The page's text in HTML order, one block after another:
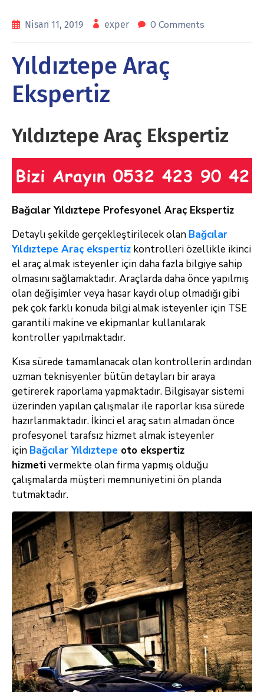
Nisan 11, 2019 exper 0 Comments
Yıldıztepe Araç
Ekspertiz
Yıldıztepe Araç Ekspertiz
Bağcılar Yıldıztepe Profesyonel Araç Ekspertiz
Detaylı şekilde gerçekleştirilecek olan Bağcılar
Yıldıztepe Araç ekspertiz kontrolleri özellikle ikinci
el araç almak isteyenler için daha fazla bilgiye sahip
olmasını sağlamaktadır. Araçlarda daha önce yapılmış
olan değişimler veya hasar kaydı olup olmadığı gibi
pek çok farklı konuda bilgi almak isteyenler için TSE
garantili makine ve ekipmanlar kullanılarak
kontroller yapılmaktadır.
Kısa sürede tamamlanacak olan kontrollerin ardından
uzman teknisyenler bütün detayları bir araya
getirerek raporlama yapmaktadır. Bilgisayar sistemi
üzerinden yapılan çalışmalar ile raporlar kısa sürede
hazırlanmaktadır. İkinci el araç satın almadan önce
profesyonel tarafsız hizmet almak isteyenler
için Bağcılar Yıldıztepe oto ekspertiz
hizmetivermekte olan firma yapmış olduğu
çalışmalarda müşteri memnuniyetini ön planda
tutmaktadır.